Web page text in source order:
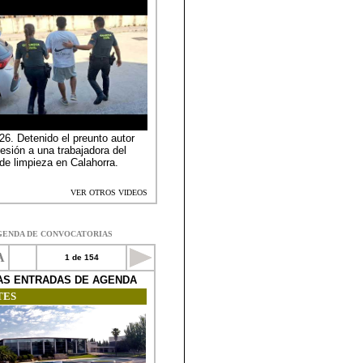
DE CONVOCATORIAS